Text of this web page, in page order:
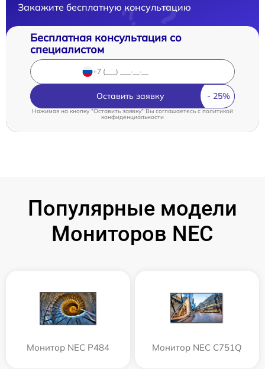
Закажите бесплатную консультацию
Бесплатная консультация со
специалистом
Оставить заявку
Нажимая на кнопку "Оставить заявку" Вы соглашаетесь cполитикой
конфиденциальности
Популярные модели
Мониторов NEC
Монитор NEC P484 Монитор NEC C751Q